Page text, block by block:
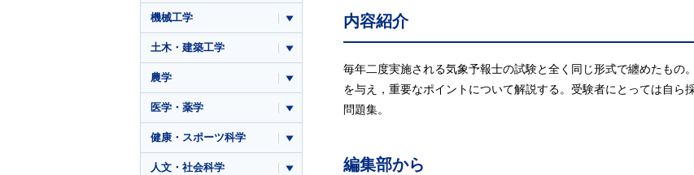
内容紹介
毎年二度実施される気象予報士の試験と全く同じ形式で纏めたもの
を与え，重要なポイントについて解説する。受験者にとっては自ら
問題集。
編集部から
機械工学
土木・建築工学
農学
医学・薬学
健康・スポーツ科学
人文・社会科学